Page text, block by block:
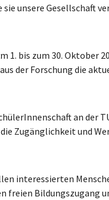
sie unsere Gesellschaft
1. bis zum 30.
der Forschung die
an der
Zugänglichkeit und
interessierten
freien Bildungszugang